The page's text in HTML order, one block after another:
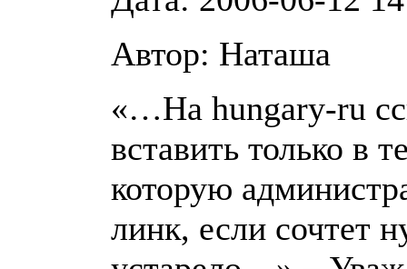
Автор: Наташа
«…На hungary-ru
вставить только в
которую
линк, если сочтет